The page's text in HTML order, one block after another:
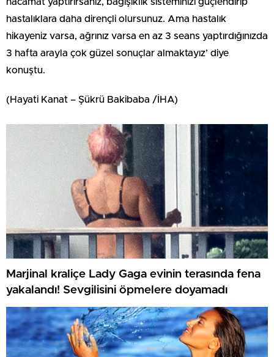
hastalıklara daha dirençli olursunuz. Ama hastalık
hikayeniz varsa, ağrınız varsa en az 3 seans yaptırdığınızda
3 hafta arayla çok güzel sonuçlar almaktayız’ diye
konuştu.
(Hayati Kanat – Şükrü Bakibaba /İHA)
Marjinal kraliçe Lady Gaga evinin terasında fena
yakalandı! Sevgilisini öpmelere doyamadı